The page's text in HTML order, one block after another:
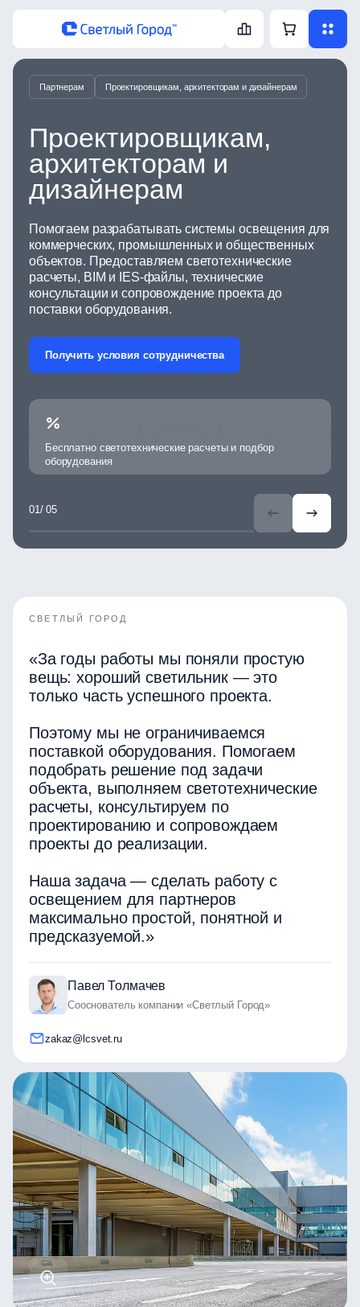
Партнерам Проектировщикам, архитекторам и дизайнерам
Проектировщикам,
архитекторам и
дизайнерам
Помогаем разрабатывать системы освещения для
коммерческих, промышленных и общественных
объектов. Предоставляем светотехнические
расчеты, BIM и IES-файлы, технические
консультации и сопровождение проекта до
поставки оборудования.
Получить условия сотрудничества
Бесплатно светотехнические расчеты и подбор
оборудования
/ 05
СВЕТЛЫЙ ГОРОД
«За годы работы мы поняли простую
вещь: хороший светильник — это
только часть успешного проекта.
Поэтому мы не ограничиваемся
поставкой оборудования. Помогаем
подобрать решение под задачи
объекта, выполняем светотехнические
расчеты, консультируем по
проектированию и сопровождаем
проекты до реализации.
Наша задача — сделать работу с
освещением для партнеров
максимально простой, понятной и
предсказуемой.»
Павел Толмачев
Сооснователь компании «Светлый Город»
zakaz@lcsvet.ru